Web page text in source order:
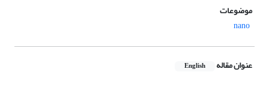
موضوعات
nano
عنوان مقاله English